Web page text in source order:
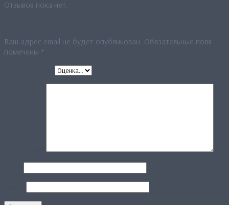
Отзывов пока нет.
Ваш адрес email не будет опубликован. Обязательные поля
помечены *